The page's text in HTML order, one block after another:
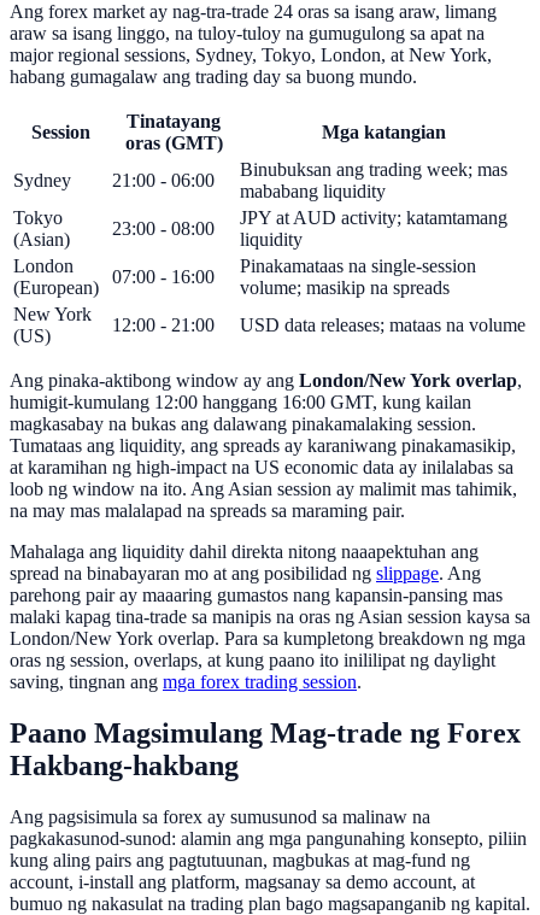
Ang forex market ay nag-tra-trade 24 oras sa isang araw, limang
araw sa isang linggo, na tuloy-tuloy na gumugulong sa apat na
major regional sessions, Sydney, Tokyo, London, at New York,
habang gumagalaw ang trading day sa buong mundo.
Session
Tinatayang
oras (GMT)
Mga katangian
Sydney 21:00 - 06:00
Binubuksan ang trading week; mas
mababang liquidity
Tokyo
(Asian)
23:00 - 08:00
JPY at AUD activity; katamtamang
liquidity
London
(European)
07:00 - 16:00
Pinakamataas na single-session
volume; masikip na spreads
New York
(US)
12:00 - 21:00 USD data releases; mataas na volume
Ang pinaka-aktibong window ay ang London/New York overlap,
humigit-kumulang 12:00 hanggang 16:00 GMT, kung kailan
magkasabay na bukas ang dalawang pinakamalaking session.
Tumataas ang liquidity, ang spreads ay karaniwang pinakamasikip,
at karamihan ng high-impact na US economic data ay inilalabas sa
loob ng window na ito. Ang Asian session ay malimit mas tahimik,
na may mas malalapad na spreads sa maraming pair.
Mahalaga ang liquidity dahil direkta nitong naaapektuhan ang
spread na binabayaran mo at ang posibilidad ng slippage. Ang
parehong pair ay maaaring gumastos nang kapansin-pansing mas
malaki kapag tina-trade sa manipis na oras ng Asian session kaysa sa
London/New York overlap. Para sa kumpletong breakdown ng mga
oras ng session, overlaps, at kung paano ito inililipat ng daylight
saving, tingnan ang mga forex trading session.
Paano Magsimulang Mag-trade ng Forex
Hakbang-hakbang
Ang pagsisimula sa forex ay sumusunod sa malinaw na
pagkakasunod-sunod: alamin ang mga pangunahing konsepto, piliin
kung aling pairs ang pagtutuunan, magbukas at mag-fund ng
account, i-install ang platform, magsanay sa demo account, at
bumuo ng nakasulat na trading plan bago magsapanganib ng kapital.